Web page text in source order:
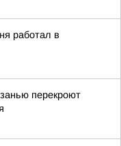
работал в
перекроют